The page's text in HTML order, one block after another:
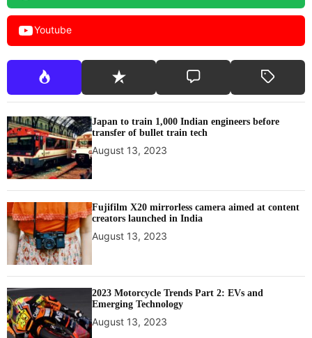
Youtube
Japan to train 1,000 Indian engineers before
transfer of bullet train tech
August 13, 2023
Fujifilm X20 mirrorless camera aimed at content
creators launched in India
August 13, 2023
2023 Motorcycle Trends Part 2: EVs and
Emerging Technology
August 13, 2023